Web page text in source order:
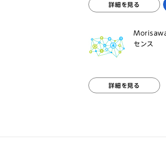
詳細を見る
Morisawa
センス
詳細を見る